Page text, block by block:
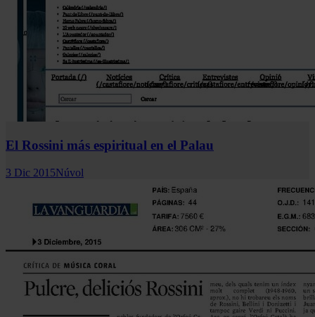
El Rossini más espiritual en el Palau
3 Dic 2015Núvol